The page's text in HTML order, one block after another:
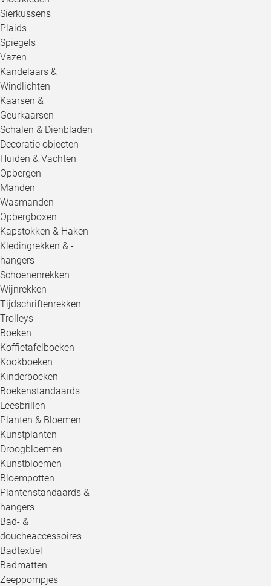
Sierkussens
Plaids
Spiegels
Vazen
Kandelaars &
Windlichten
Kaarsen &
Geurkaarsen
Schalen & Dienbladen
Decoratie objecten
Huiden & Vachten
Opbergen
Manden
Wasmanden
Opbergboxen
Kapstokken & Haken
Kledingrekken & -
hangers
Schoenenrekken
Wijnrekken
Tijdschriftenrekken
Trolleys
Boeken
Koffietafelboeken
Kookboeken
Kinderboeken
Boekenstandaards
Leesbrillen
Planten & Bloemen
Kunstplanten
Droogbloemen
Kunstbloemen
Bloempotten
Plantenstandaards & -
hangers
Bad- &
doucheaccessoires
Badtextiel
Badmatten
Zeeppompjes